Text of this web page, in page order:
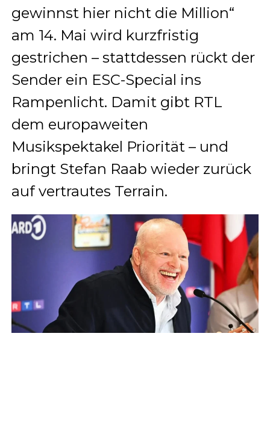
gewinnst hier nicht die Million“
am 14. Mai wird kurzfristig
gestrichen – stattdessen rückt der
Sender ein ESC-Special ins
Rampenlicht. Damit gibt RTL
dem europaweiten
Musikspektakel Priorität – und
bringt Stefan Raab wieder zurück
auf vertrautes Terrain.